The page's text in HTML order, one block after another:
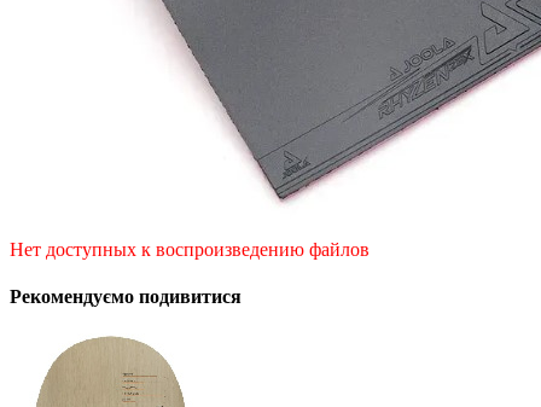
Нет доступных к воспроизведению файлов
Рекомендуємо подивитися